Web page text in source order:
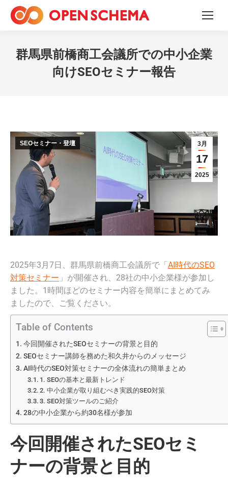
群馬県前橋商工会議所での中小企業
向けSEOセミナー報告
3月
17
2025
SEOセミナー・登壇
2025年3月7日、群馬県前橋商工会議所で「AI時代のSEO
対策セミナー 」が開催され、28社の中小企業様が参加し
ました。1時間ほどのセミナー内容を簡単にまとめてみ
ましたので、ご覧ください。
Table of Contents
今回開催されたSEOセミナーの背景と目的
SEOセミナー講師を務めた和久井からのメッセージ
AI時代のSEO対策セミナーの全体流れの簡単まとめ
1. SEOの基本と最新トレンド
2. 中小企業が取り組むべき実践的SEO対策
3. SEO対策ツールのご紹介
28の中小企業から約30名様が参加
今回開催されたSEOセミ
ナーの背景と目的